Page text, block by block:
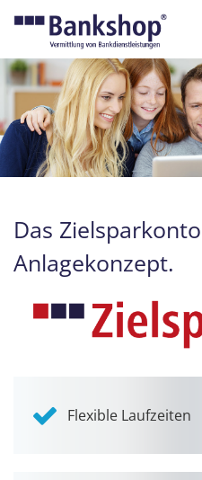
Das
Anlagekonzept.
Flexible Laufzeiten